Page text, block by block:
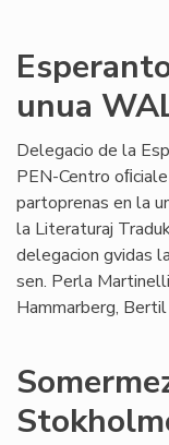
unua
Delegacio de la
PEN-Centro oﬁciale
partoprenas en la
la Literaturaj
delegacion gvidas
sen. Perla
Hammarberg,